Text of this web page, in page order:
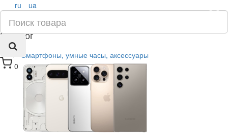
0
×
ru ua
Каталог
Смартфоны, умные часы, аксессуары